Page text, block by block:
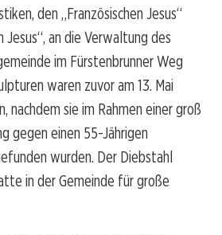
den „Französischen Jesus“
Jesus“, an die Verwaltung des
im Fürstenbrunner Weg
waren zuvor am 13. Mai
nachdem sie im Rahmen einer groß
gegen einen 55-Jährigen
wurden. Der Diebstahl
in der Gemeinde für große